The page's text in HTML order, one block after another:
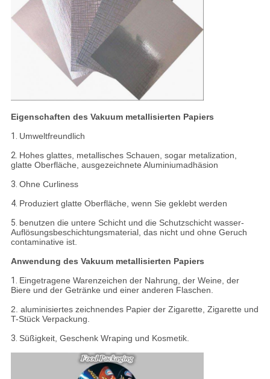
Eigenschaften des Vakuum metallisierten Papiers
1. Umweltfreundlich
2. Hohes glattes, metallisches Schauen, sogar metalization,
glatte Oberfläche, ausgezeichnete Aluminiumadhäsion
3. Ohne Curliness
4. Produziert glatte Oberfläche, wenn Sie geklebt werden
5. benutzen die untere Schicht und die Schutzschicht wasser-
Auflösungsbeschichtungsmaterial, das nicht und ohne Geruch
contaminative ist.
Anwendung des Vakuum metallisierten Papiers
1. Eingetragene Warenzeichen der Nahrung, der Weine, der
Biere und der Getränke und einer anderen Flaschen.
2. aluminisiertes zeichnendes Papier der Zigarette, Zigarette und
T-Stück Verpackung.
3. Süßigkeit, Geschenk Wraping und Kosmetik.